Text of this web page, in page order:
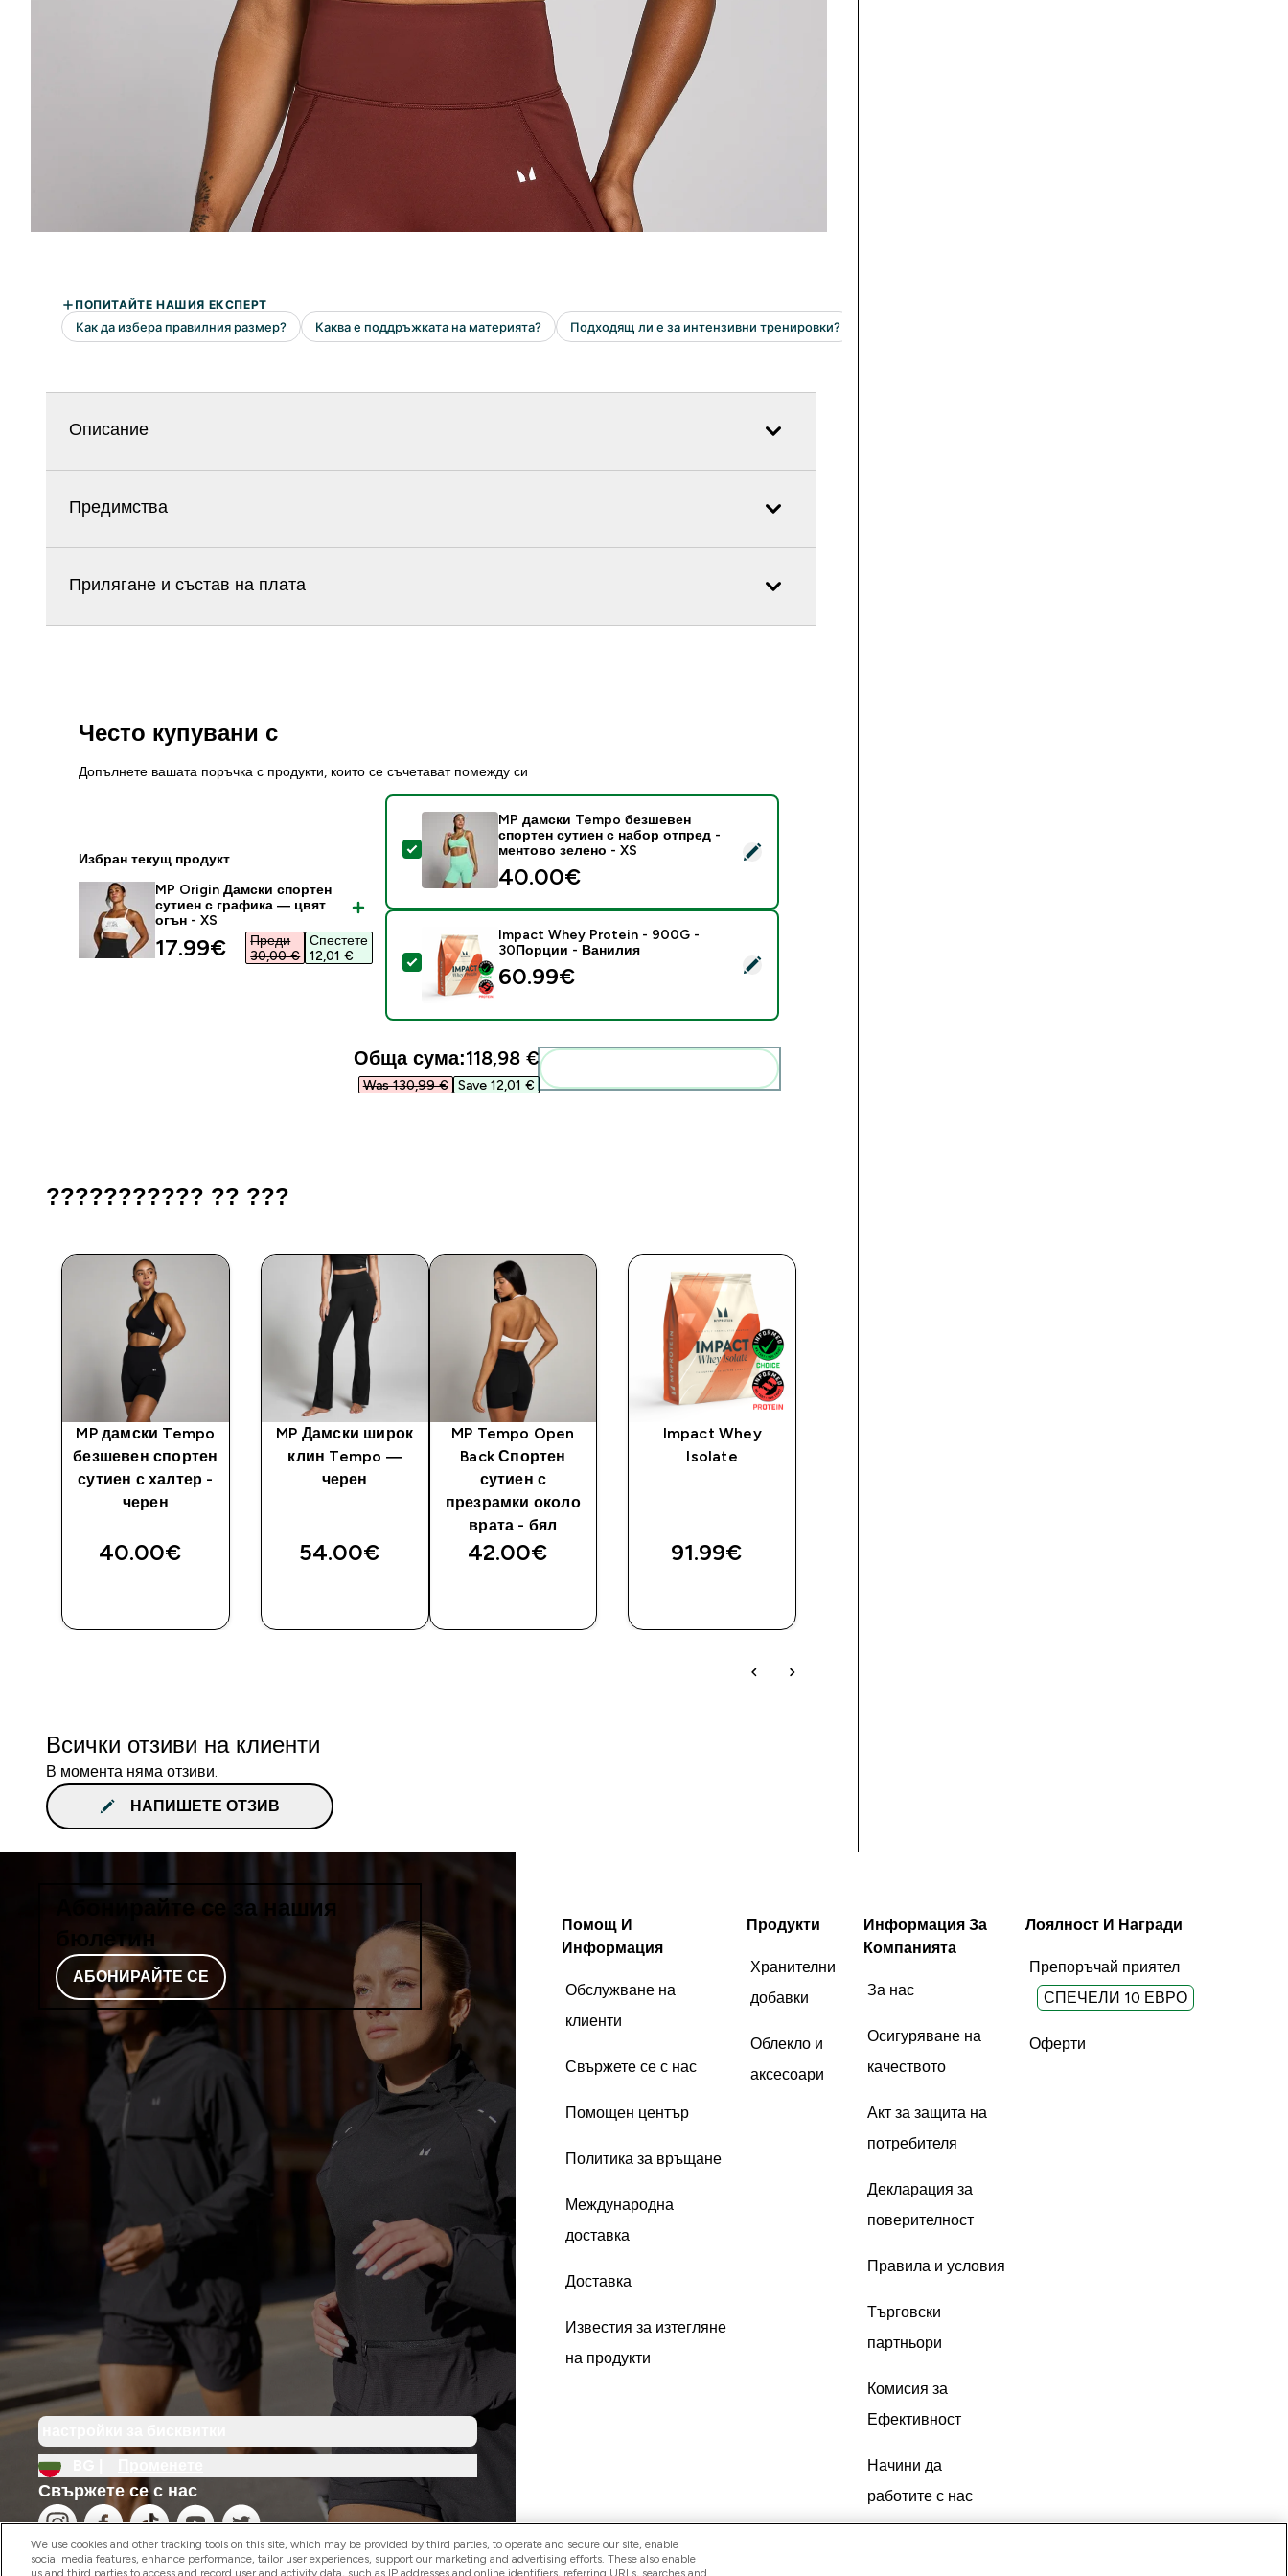
Описание
Предимства
Прилягане и състав на плата
Често купувани с
Допълнете вашата поръчка с продукти, които се съчетават помежду си
Избран текущ продукт
MP Origin Дамски спортен
сутиен с графика — цвят
огън - XS
discounted price
17.99€‎
Преди
30,00 €‎
Спестете
12,01 €‎
Select this product - MP дамски Tempo безшевен спортен сутиен с набор отпред - ментово зелено - XS
MP дамски Tempo безшевен
спортен сутиен с набор отпред -
ментово зелено - XS
40.00€‎
Select this product - Impact Whey Protein - 900G - 30Порции - Ванилия
Impact Whey Protein - 900G -
30Порции - Ванилия
60.99€‎
Обща сума:118,98 €‎
Was 130,99 €‎ Save 12,01 €‎
??????????? ?? ???
MP дамски Tempo
безшевен спортен
сутиен с халтер -
черен
40.00€‎
MP Дамски широк
клин Tempo —
черен
54.00€‎
MP Tempo Open
Back Спортен
сутиен с
презрамки около
врата - бял
42.00€‎
Impact Whey
Isolate
91.99€‎
Всички отзиви на клиенти
В момента няма отзиви.
НАПИШЕТЕ ОТЗИВ
Абонирайте се за нашия
бюлетин
АБОНИРАЙТЕ СЕ
Свържете се с нас
Помощ И
Информация
Обслужване на
клиенти
Свържете се с нас
Помощен център
Политика за връщане
Международна
доставка
Доставка
Известия за изтегляне
на продукти
Продукти
Хранителни
добавки
Облекло и
аксесоари
Информация За
Компанията
За нас
Осигуряване на
качеството
Акт за защита на
потребителя
Декларация за
поверителност
Правила и условия
Търговски
партньори
Комисия за
Ефективност
Начини да
работите с нас
Лоялност И Награди
Препоръчай приятел
СПЕЧЕЛИ 10 ЕВРО
Оферти
We use cookies and other tracking tools on this site, which may be provided by third parties, to operate and secure our site, enable
social media features, enhance performance, tailor user experiences, support our marketing and advertising efforts. These also enable
us and third parties to access and record user and activity data, such as IP addresses and online identifiers, referring URLs, searches and